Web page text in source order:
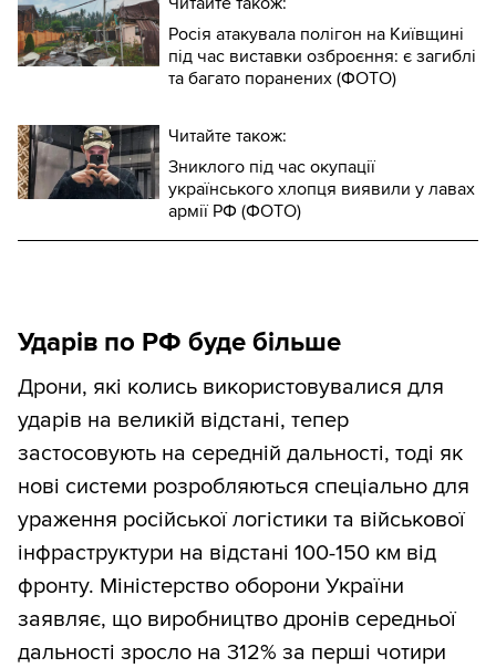
Росія атакувала полігон на Київщині
під час виставки озброєння: є загиблі
та багато поранених (ФОТО)
Читайте також:
Зниклого під час окупації
українського хлопця виявили у лавах
армії РФ (ФОТО)
Ударів по РФ буде більше
Дрони, які колись використовувалися для
ударів на великій відстані, тепер
застосовують на середній дальності, тоді як
нові системи розробляються спеціально для
ураження російської логістики та військової
інфраструктури на відстані 100-150 км від
фронту. Міністерство оборони України
заявляє, що виробництво дронів середньої
дальності зросло на 312% за перші чотири